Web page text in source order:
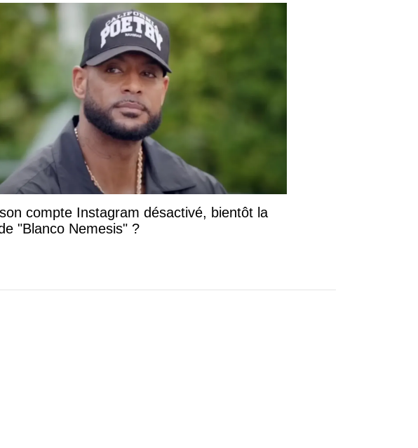
compte Instagram désactivé, bientôt la
"Blanco Nemesis" ?